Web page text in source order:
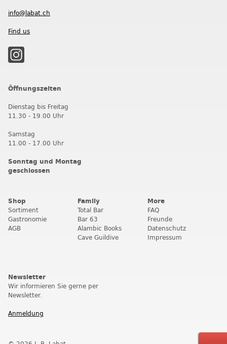
info@labat.ch
Find us
Öffnungszeiten
Dienstag bis Freitag
11.30 - 19.00 Uhr
Samstag
11.00 - 17.00 Uhr
Sonntag und Montag
geschlossen
Shop
Sortiment
Gastronomie
AGB
Family
Total Bar
Bar 63
Alambic Books
Cave Guildive
More
FAQ
Freunde
Datenschutz
Impressum
Newsletter
Wir informieren Sie gerne per
Newsletter.
Anmeldung